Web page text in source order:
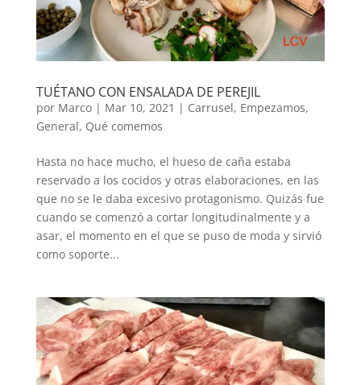
TUÉTANO CON ENSALADA DE PEREJIL
por Marco| Mar 10, 2021 | Carrusel, Empezamos,
General, Qué comemos
Hasta no hace mucho, el hueso de caña estaba
reservado a los cocidos y otras elaboraciones, en las
que no se le daba excesivo protagonismo. Quizás fue
cuando se comenzó a cortar longitudinalmente y a
asar, el momento en el que se puso de moda y sirvió
como soporte...